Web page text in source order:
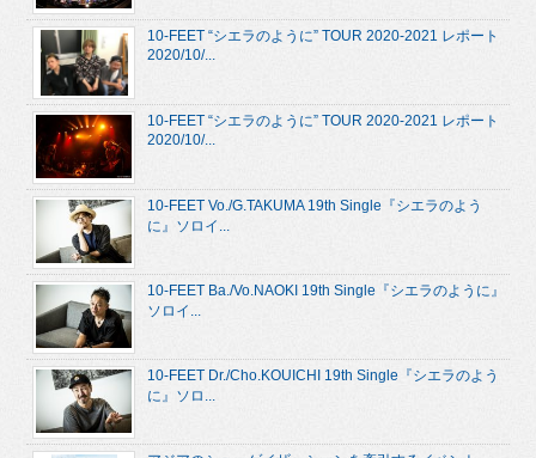
10-FEET “シエラのように” TOUR 2020-2021 レポート
2020/10/...
10-FEET “シエラのように” TOUR 2020-2021 レポート
2020/10/...
10-FEET Vo./G.TAKUMA 19th Single『シエラのよう
に』ソロイ...
10-FEET Ba./Vo.NAOKI 19th Single『シエラのように』
ソロイ...
10-FEET Dr./Cho.KOUICHI 19th Single『シエラのよう
に』ソロ...